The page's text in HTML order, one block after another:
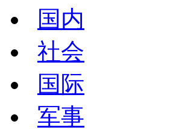
国内
社会
国际
军事